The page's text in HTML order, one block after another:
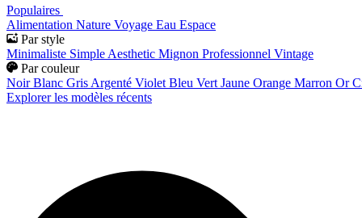
Populaires
Alimentation Nature Voyage Eau Espace
Par style
Minimaliste Simple Aesthetic Mignon Professionnel Vintage
Par couleur
Noir Blanc Gris Argenté Violet Bleu Vert Jaune Orange Marron Or
Explorer les modèles récents